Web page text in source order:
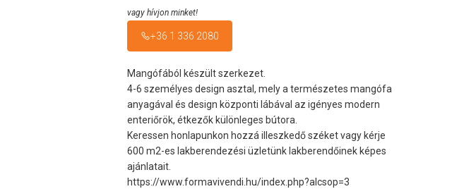
vagy hívjon minket!
+36 1 336 2080
Mangófából készült szerkezet.
4-6 személyes design asztal, mely a természetes mangófa
anyagával és design központi lábával az igényes modern
enteriőrök, étkezők különleges bútora.
Keressen honlapunkon hozzá illeszkedő széket vagy kérje
600 m2-es lakberendezési üzletünk lakberendőinek képes
ajánlatait.
https://www.formavivendi.hu/index.php?alcsop=3